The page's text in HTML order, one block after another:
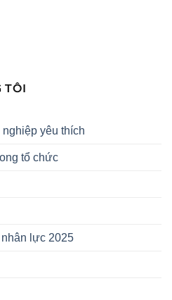
TÔI
yêu thích
tổ chức
lực 2025